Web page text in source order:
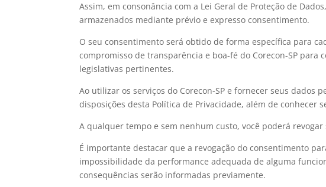
Assim, em consonância com a Lei Geral de Proteção de
armazenados mediante prévio e expresso consentimento.
O seu consentimento será obtido de forma específica para
compromisso de transparência e boa-fé do Corecon-SP para
legislativas pertinentes.
Ao utilizar os serviços do Corecon-SP e fornecer seus dados
disposições desta Política de Privacidade, além de conhecer
A qualquer tempo e sem nenhum custo, você poderá
É importante destacar que a revogação do consentimento
impossibilidade da performance adequada de alguma
consequências serão informadas previamente.